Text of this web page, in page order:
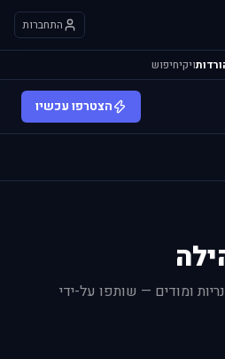
התחברות
ויקיחיפוש
הצטרפו עכשיו
ומודים — שותפו על-ידי